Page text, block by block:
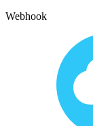
Webhook